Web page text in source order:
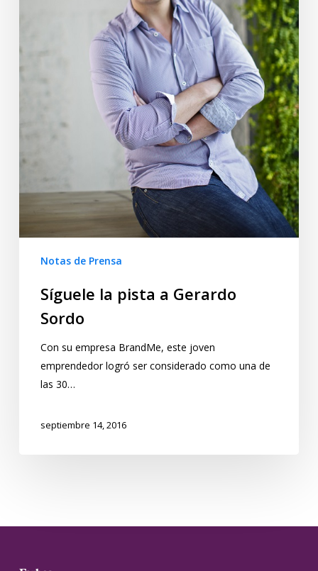
Notas de Prensa
Síguele la pista a Gerardo
Sordo
Con su empresa BrandMe, este joven
emprendedor logró ser considerado como una de
las 30…
septiembre 14, 2016